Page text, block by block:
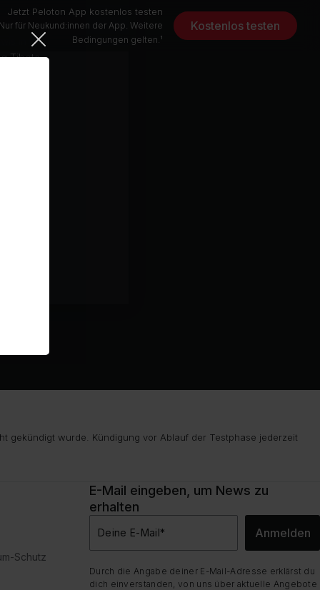
Jetzt Peloton App kostenlos testen
Nur für Neukund:innen der App. Weitere
Bedingungen gelten.¹
Kostenlos testen
Summer Rain (Singing Bowls in the Cooling Rain) (feat. Sounds of Nature)
Sounds of Nature, Healing Tibetan Singing Bowls
gekündigt wurde. Kündigung vor Ablauf der Testphase jederzeit
Schutz
E-Mail eingeben, um News zu
erhalten
Deine E-Mail* Anmelden
Durch die Angabe deiner E-Mail-Adresse erklärst du
dich einverstanden, von uns über aktuelle Angebote